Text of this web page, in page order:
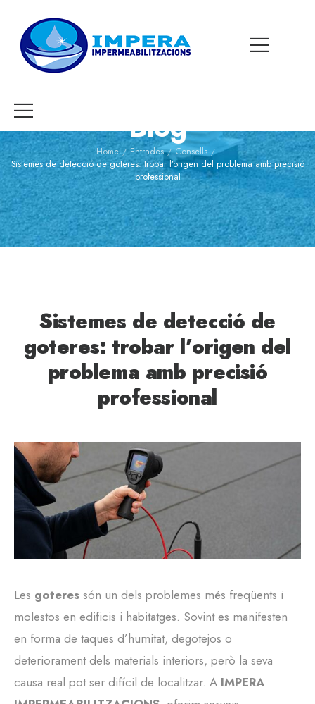
Blog
Home / Entrades / Consells /
Sistemes de detecció de goteres: trobar l’origen del problema amb precisió
professional
Sistemes de detecció de
goteres: trobar l’origen del
problema amb precisió
professional
Les goteres són un dels problemes més freqüents i
molestos en edificis i habitatges. Sovint es manifesten
en forma de taques d’humitat, degotejos o
deteriorament dels materials interiors, però la seva
causa real pot ser difícil de localitzar. A IMPERA